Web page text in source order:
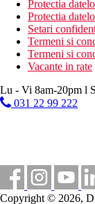
Protectia
Protectia
Setari
Termeni si
Termeni si
Vacante in rate
Lu - Vi 8am-20pm l
031 22 99 222
Copyright © 2026,